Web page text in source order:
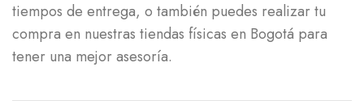
tiempos de entrega, o también puedes realizar tu
compra en nuestras tiendas físicas en Bogotá para
tener una mejor asesoría.